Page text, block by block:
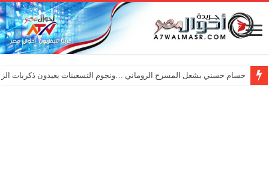
حسام حسني يشعل المسرح الروماني …ونجوم التسعينات يعيدون ذكريات